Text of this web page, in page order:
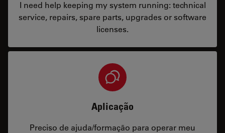
I need help keeping my system running: technical
service, repairs, spare parts, upgrades or software
licenses.
Aplicação
Preciso de ajuda/formação para operar meu